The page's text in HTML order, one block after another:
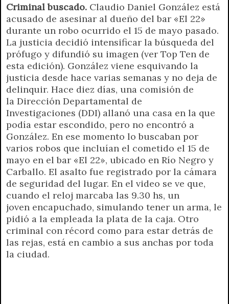
Criminal buscado. Claudio Daniel González está
acusado de asesinar al dueño del bar «El 22»
durante un robo ocurrido el 15 de mayo pasado.
La justicia decidió intensificar la búsqueda del
prófugo y difundió su imagen (ver Top Ten de
esta edición). González viene esquivando la
justicia desde hace varias semanas y no deja de
delinquir. Hace diez días, una comisión de
la Dirección Departamental de
Investigaciones (DDI) allanó una casa en la que
podía estar escondido, pero no encontró a
González. En ese momento lo buscaban por
varios robos que incluían el cometido el 15 de
mayo en el bar «El 22», ubicado en Río Negro y
Carballo. El asalto fue registrado por la cámara
de seguridad del lugar. En el video se ve que,
cuando el reloj marcaba las 9.30 hs, un
joven encapuchado, simulando tener un arma, le
pidió a la empleada la plata de la caja. Otro
criminal con récord como para estar detrás de
las rejas, está en cambio a sus anchas por toda
la ciudad.